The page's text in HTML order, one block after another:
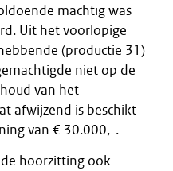
machtig was
Uit het voorlopige
(productie 31)
niet op de
van het
afwijzend is beschikt
van € 30.000,-.
hoorzitting ook